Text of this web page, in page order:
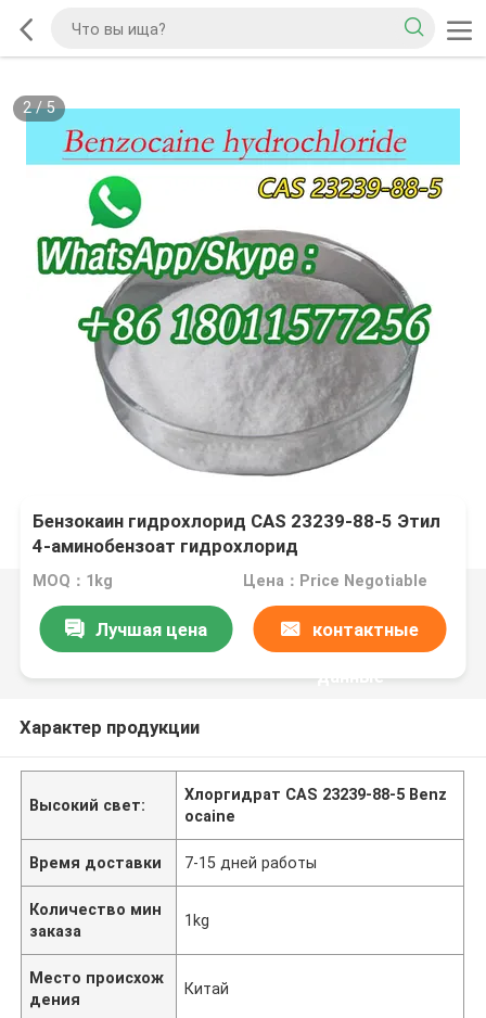
2/5
Бензокаин гидрохлорид CAS 23239-88-5 Этил
4-аминобензоат гидрохлорид
MOQ：1kg Цена：Price Negotiable
Лучшая цена контактные
данные
Характер продукции
Высокий свет:
Хлоргидрат CAS 23239-88-5 Benz
ocaine
Время доставки 7-15 дней работы
Количество мин
заказа
1kg
Место происхож
дения
Китай